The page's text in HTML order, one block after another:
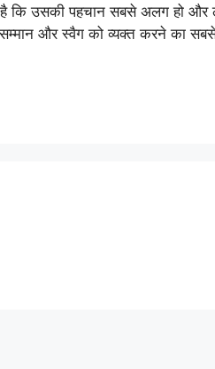
कि उसकी पहचान सबसे अलग हो
और स्वैग को व्यक्त करने का